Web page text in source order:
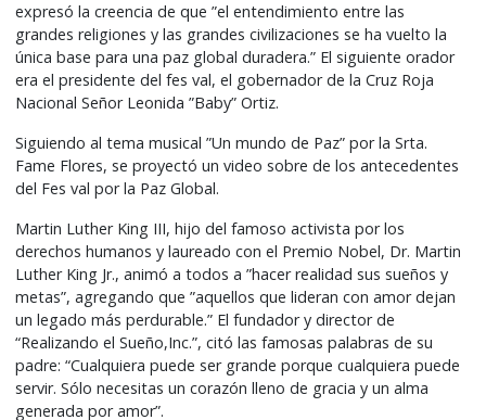
expresó la creencia de que ”el entendimiento entre las
grandes religiones y las grandes civilizaciones se ha vuelto la
única base para una paz global duradera.” El siguiente orador
era el presidente del fes val, el gobernador de la Cruz Roja
Nacional Señor Leonida ”Baby” Ortiz.
Siguiendo al tema musical ”Un mundo de Paz” por la Srta.
Fame Flores, se proyectó un video sobre de los antecedentes
del Fes val por la Paz Global.
Martin Luther King III, hijo del famoso activista por los
derechos humanos y laureado con el Premio Nobel, Dr. Martin
Luther King Jr., animó a todos a ”hacer realidad sus sueños y
metas”, agregando que ”aquellos que lideran con amor dejan
un legado más perdurable.” El fundador y director de
“Realizando el Sueño,Inc.”, citó las famosas palabras de su
padre: “Cualquiera puede ser grande porque cualquiera puede
servir. Sólo necesitas un corazón lleno de gracia y un alma
generada por amor”.